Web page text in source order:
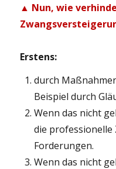
▲ Nun, wie
Erstens:
durch
Beispiel durch
Wenn das nicht
die professionelle
Forderungen.
Wenn das nicht